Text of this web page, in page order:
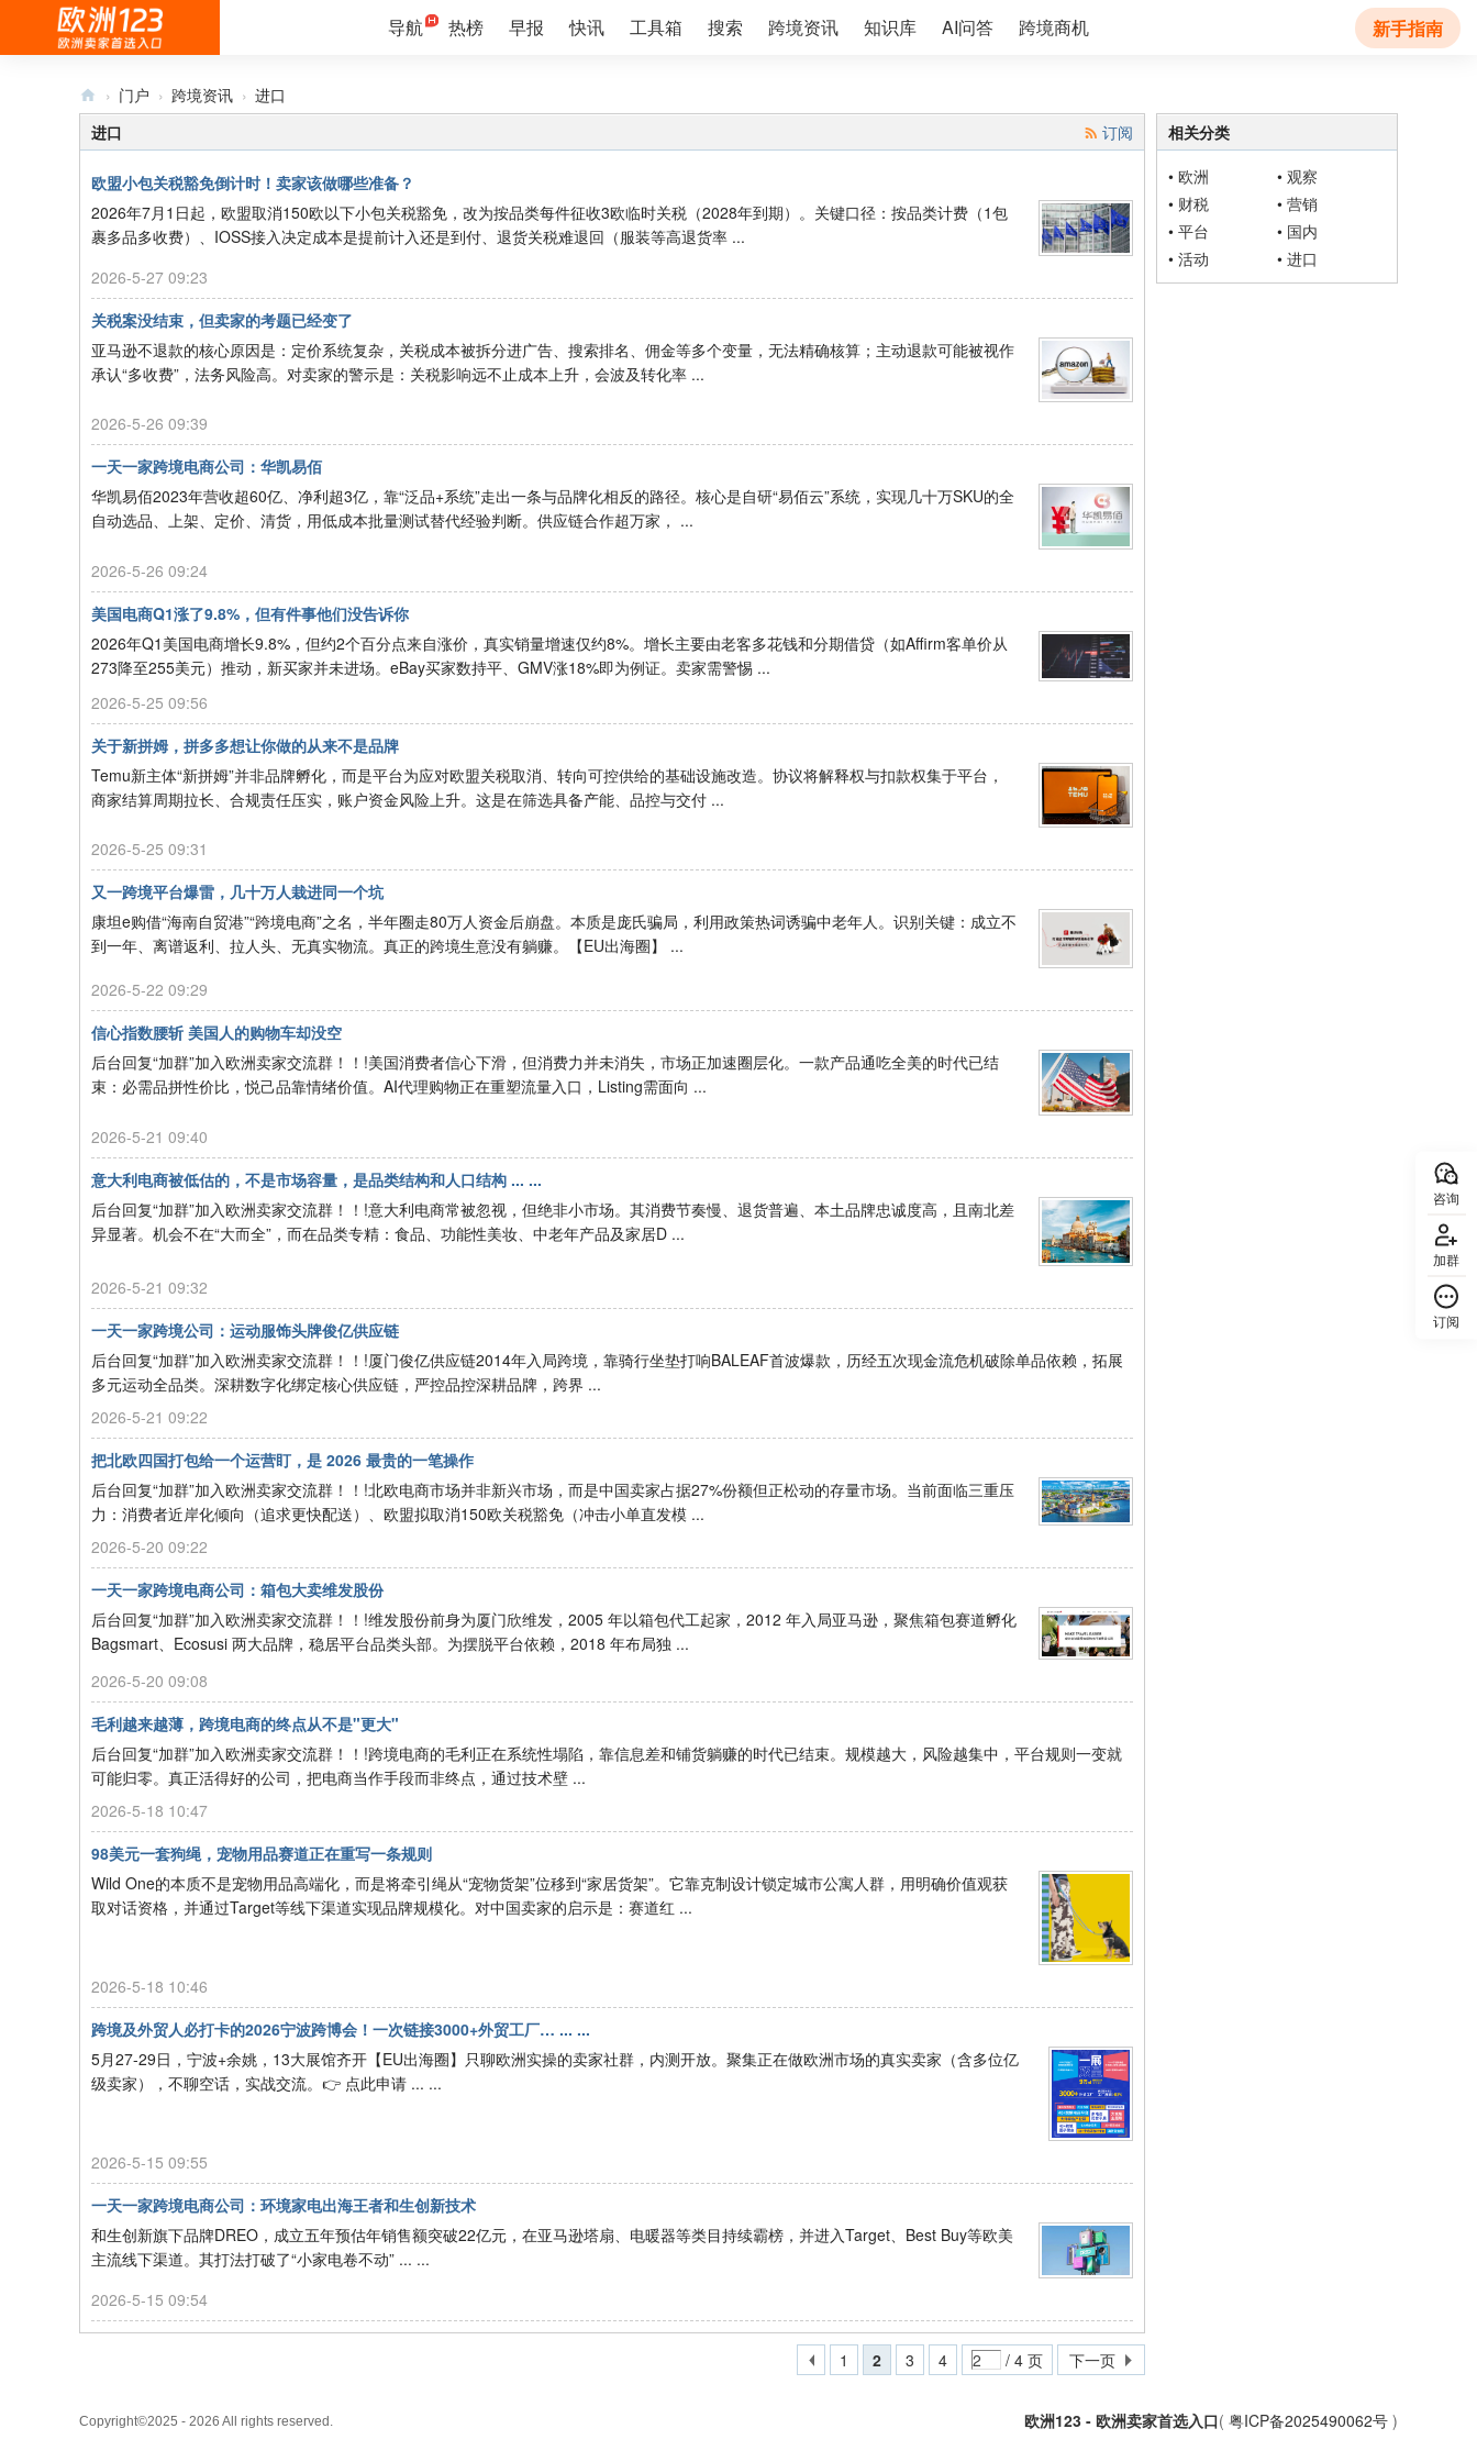
导航 热榜 早报 快讯 工具箱 搜索 跨境资讯 知识库 AI问答 跨境商机 新手指南
咨询
加群
订阅
欧
12
3
欧
洲
卖
家
选
› 门户 › 跨境资讯 › 进口
订阅
进口
欧盟小包关税豁免倒计时！卖家该做哪些准备？
2026年7月1日起，欧盟取消150欧以下小包关税豁免，改为按品类每件征收3欧临时关税（2028年到期）。关键口径：按品类计费（1包
裹多品多收费）、IOSS接入决定成本是提前计入还是到付、退货关税难退回（服装等高退货率 ...
2026-5-27 09:23
关税案没结束，但卖家的考题已经变了
亚马逊不退款的核心原因是：定价系统复杂，关税成本被拆分进广告、搜索排名、佣金等多个变量，无法精确核算；主动退款可能被视作
承认“多收费”，法务风险高。对卖家的警示是：关税影响远不止成本上升，会波及转化率 ...
2026-5-26 09:39
一天一家跨境电商公司：华凯易佰
华凯易佰2023年营收超60亿、净利超3亿，靠“泛品+系统”走出一条与品牌化相反的路径。核心是自研“易佰云”系统，实现几十万SKU的全
自动选品、上架、定价、清货，用低成本批量测试替代经验判断。供应链合作超万家， ...
2026-5-26 09:24
美国电商Q1涨了9.8%，但有件事他们没告诉你
2026年Q1美国电商增长9.8%，但约2个百分点来自涨价，真实销量增速仅约8%。增长主要由老客多花钱和分期借贷（如Affirm客单价从
273降至255美元）推动，新买家并未进场。eBay买家数持平、GMV涨18%即为例证。卖家需警惕 ...
2026-5-25 09:56
关于新拼姆，拼多多想让你做的从来不是品牌
Temu新主体“新拼姆”并非品牌孵化，而是平台为应对欧盟关税取消、转向可控供给的基础设施改造。协议将解释权与扣款权集于平台，
商家结算周期拉长、合规责任压实，账户资金风险上升。这是在筛选具备产能、品控与交付 ...
2026-5-25 09:31
又一跨境平台爆雷，几十万人栽进同一个坑
康坦e购借“海南自贸港”“跨境电商”之名，半年圈走80万人资金后崩盘。本质是庞氏骗局，利用政策热词诱骗中老年人。识别关键：成立不
到一年、离谱返利、拉人头、无真实物流。真正的跨境生意没有躺赚。【EU出海圈】 ...
2026-5-22 09:29
信心指数腰斩 美国人的购物车却没空
后台回复“加群”加入欧洲卖家交流群！！!美国消费者信心下滑，但消费力并未消失，市场正加速圈层化。一款产品通吃全美的时代已结
束：必需品拼性价比，悦己品靠情绪价值。AI代理购物正在重塑流量入口，Listing需面向 ...
2026-5-21 09:40
意大利电商被低估的，不是市场容量，是品类结构和人口结构 ... ...
后台回复“加群”加入欧洲卖家交流群！！!意大利电商常被忽视，但绝非小市场。其消费节奏慢、退货普遍、本土品牌忠诚度高，且南北差
异显著。机会不在“大而全”，而在品类专精：食品、功能性美妆、中老年产品及家居D ...
2026-5-21 09:32
一天一家跨境公司：运动服饰头牌俊亿供应链
后台回复“加群”加入欧洲卖家交流群！！!厦门俊亿供应链2014年入局跨境，靠骑行坐垫打响BALEAF首波爆款，历经五次现金流危机破除单品依赖，拓展
多元运动全品类。深耕数字化绑定核心供应链，严控品控深耕品牌，跨界 ...
2026-5-21 09:22
把北欧四国打包给一个运营盯，是 2026 最贵的一笔操作
后台回复“加群”加入欧洲卖家交流群！！!北欧电商市场并非新兴市场，而是中国卖家占据27%份额但正松动的存量市场。当前面临三重压
力：消费者近岸化倾向（追求更快配送）、欧盟拟取消150欧关税豁免（冲击小单直发模 ...
2026-5-20 09:22
一天一家跨境电商公司：箱包大卖维发股份
后台回复“加群”加入欧洲卖家交流群！！!维发股份前身为厦门欣维发，2005 年以箱包代工起家，2012 年入局亚马逊，聚焦箱包赛道孵化
Bagsmart、Ecosusi 两大品牌，稳居平台品类头部。为摆脱平台依赖，2018 年布局独 ...
2026-5-20 09:08
毛利越来越薄，跨境电商的终点从不是"更大"
后台回复“加群”加入欧洲卖家交流群！！!跨境电商的毛利正在系统性塌陷，靠信息差和铺货躺赚的时代已结束。规模越大，风险越集中，平台规则一变就
可能归零。真正活得好的公司，把电商当作手段而非终点，通过技术壁 ...
2026-5-18 10:47
98美元一套狗绳，宠物用品赛道正在重写一条规则
Wild One的本质不是宠物用品高端化，而是将牵引绳从“宠物货架”位移到“家居货架”。它靠克制设计锁定城市公寓人群，用明确价值观获
取对话资格，并通过Target等线下渠道实现品牌规模化。对中国卖家的启示是：赛道红 ...
2026-5-18 10:46
跨境及外贸人必打卡的2026宁波跨博会！一次链接3000+外贸工厂… ... ...
5月27-29日，宁波+余姚，13大展馆齐开【EU出海圈】只聊欧洲实操的卖家社群，内测开放。聚集正在做欧洲市场的真实卖家（含多位亿
级卖家），不聊空话，实战交流。👉 点此申请 ... ...
2026-5-15 09:55
一天一家跨境电商公司：环境家电出海王者和生创新技术
和生创新旗下品牌DREO，成立五年预估年销售额突破22亿元，在亚马逊塔扇、电暖器等类目持续霸榜，并进入Target、Best Buy等欧美
主流线下渠道。其打法打破了“小家电卷不动” ... ...
2026-5-15 09:54
1 2 3 4 / 4 页 下一页
相关分类
• 欧洲 • 观察
• 财税 • 营销
• 平台 • 国内
• 活动 • 进口
Copyright©2025 - 2026 All rights reserved. 欧洲123 - 欧洲卖家首选入口( 粤ICP备2025490062号 )